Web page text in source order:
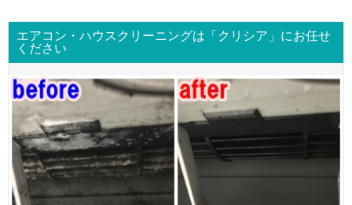
エアコン・ハウスクリーニングは「クリシア」にお任せ
ください